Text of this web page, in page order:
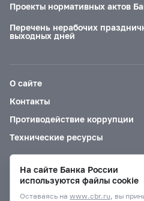
Проекты нормативных актов
Перечень нерабочих
выходных дней
О сайте
Контакты
Противодействие коррупции
Технические ресурсы
Версия для слабовидящих
На сайте Банка России
используются файлы cookie
Оставаясь на www.cbr.ru, вы